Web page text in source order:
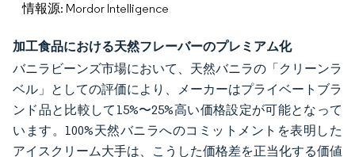
情報源: Mordor Intelligence
加工食品における天然フレーバーのプレミアム化
バニラビーンズ市場において、天然バニラの「クリーンラ
ベル」としての評価により、メーカーはプライベートブラ
ンド品と比較して15%〜25%高い価格設定が可能となって
います。100%天然バニラへのコミットメントを表明した
アイスクリーム大手は、こうした価格差を正当化する価値